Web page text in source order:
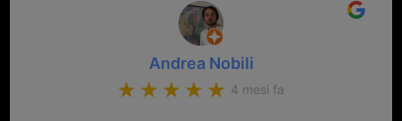
che non ti staccasse la chiave dal blocchetto e
talvolta non faceva bene il contatto nel quadro e
bisognava armeggiare un po', praticamente entrare e
mettere in moto era un terno al Lotto; ormai pensavo
di dover prendere un mutuo per ricomprarle alla
Nissan... e invece ho scoperto che la Ferramenta
Andrea Nobili
4 mesi fa